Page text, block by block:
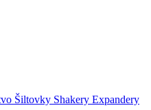
Šiltovky Shakery Expandery